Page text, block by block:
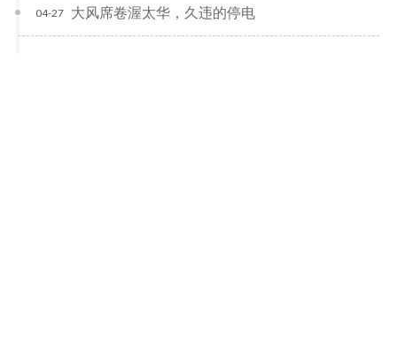
大风席卷渥太华，久违的停电
04-27